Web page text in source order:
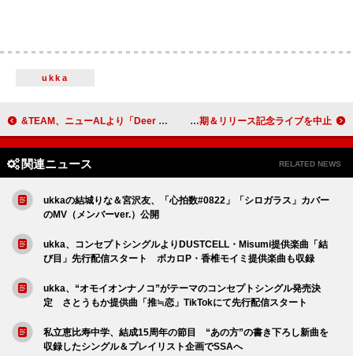
ukka
&TEAM、ニューALより「Deer Hunter」MVティザー映像公開 ザ・ウィークエンド、LA山火事の影響で最新AL『ハリー・アップ・トゥモロー』発売延期＆リリース記念ライブを中止
関連ニュース RELATED NEWS
ukkaの結城りな＆宮沢友、「心拍数#0822」「シロガラス」カバー
のMV（メンバーver.）公開
ukka、コンセプトシングルよりDUSTCELL・Misumi提供楽曲「結
び目」先行配信スタート ボカロP・香椎モイミ提供楽曲も収録
ukka、“オモイオンナノコ”がテーマのコンセプトシングル発売決
定 さとうもか提供曲「推≒恋」TikTokにて先行配信スタート
私立恵比寿中学、結成15周年の節目 “あの方”の書き下ろし新曲を
収録したシングル＆プレイリスト企画でSSAへ